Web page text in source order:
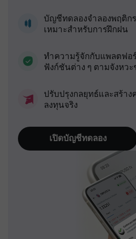
บัญชีทดลองจำลองพฤติก
เหมาะสำหรับการฝึกฝน
ทำความรู้จักกับแพลตฟอ
ฟังก์ชันต่าง ๆ ตามจังหว
ปรับปรุงกลยุทธ์และสร้าง
ลงทุนจริง
เปิดบัญชีทดลอง